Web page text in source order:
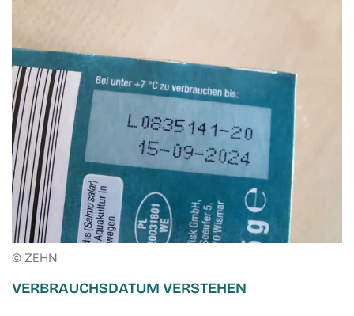
© ZEHN
VERBRAUCHSDATUM VERSTEHEN